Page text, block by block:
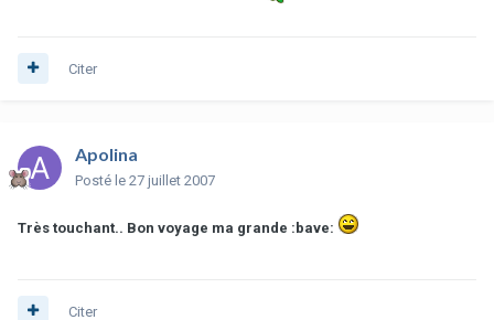
Citer
Apolina
Posté le 27 juillet 2007
Très touchant.. Bon voyage ma grande :bave:
Citer